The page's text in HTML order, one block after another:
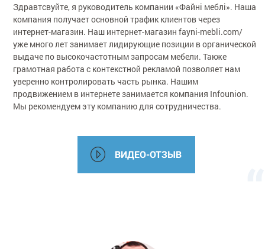
Здравтсвуйте, я руководитель компании «Файні меблі». Наша
компания получает основной трафик клиентов через
интернет-магазин. Наш интернет-магазин fayni-mebli.com/
уже много лет занимает лидирующие позиции в органической
выдаче по высокочастотным запросам мебели. Также
грамотная работа с контекстной рекламой позволяет нам
уверенно контролировать часть рынка. Нашим
продвижением в интернете занимается компания Infounion.
Мы рекомендуем эту компанию для сотрудничества.
ВИДЕО-ОТЗЫВ